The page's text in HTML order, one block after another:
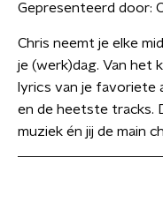
Gepresenteerd door:
Chris neemt je elke
je (werk)dag. Van het
lyrics van je favoriete
en de heetste tracks.
muziek én jij de main